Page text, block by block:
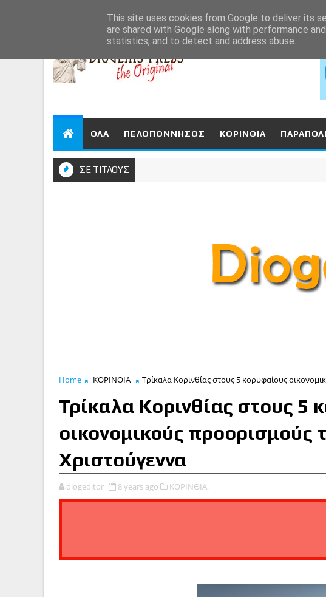
ΟΛΑ ΠΕΛΟΠΟΝΝΗΣΟΣ ΚΟΡΙΝΘΙΑ
ΣΕ ΤΙΤΛΟΥΣ
Home ΚΟΡΙΝΘΙΑ Τρίκαλα Κορινθίας στους 5 κορυφαίους
Τρίκαλα Κορινθίας στους 5
οικονομικούς προορισμούς
Χριστούγεννα
diogeditor 8 years ago ΚΟΡΙΝΘΙΑ,
This site uses cookies from Google to deliver its
are shared with Google along with performance
statistics, and to detect and address abuse.